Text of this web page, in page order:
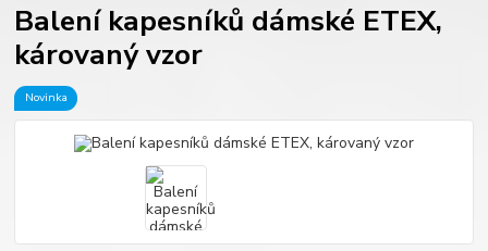
Balení kapesníků dámské ETEX,
károvaný vzor
Novinka